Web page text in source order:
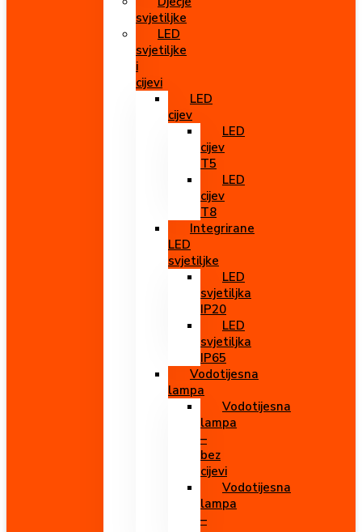
svjetiljke
LED
svjetiljke
i
cijevi
LED
cijev
LED
cijev
T5
LED
cijev
T8
Integrirane
LED
svjetiljke
LED
svjetiljka
IP20
LED
svjetiljka
IP65
Vodotijesna
lampa
Vodotijesna
lampa
–
bez
cijevi
Vodotijesna
lampa
–